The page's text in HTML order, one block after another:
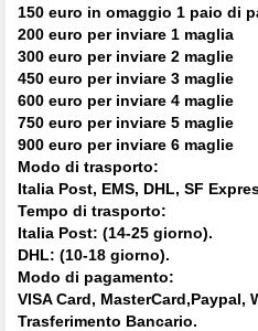
150 euro in omaggio 1 paio di
200 euro per inviare 1 maglia
300 euro per inviare 2 maglie
450 euro per inviare 3 maglie
600 euro per inviare 4 maglie
750 euro per inviare 5 maglie
900 euro per inviare 6 maglie
Modo di trasporto:
Italia Post, EMS, DHL, SF
Tempo di trasporto:
Italia Post: (14-25 giorno).
DHL: (10-18 giorno).
Modo di pagamento:
VISA Card, MasterCard,Paypal,
Trasferimento Bancario.